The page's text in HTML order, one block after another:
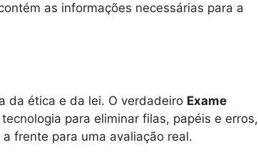
as informações necessárias para a
da ética e da lei. O verdadeiro Exame
para eliminar filas, papéis e erros,
frente para uma avaliação real.